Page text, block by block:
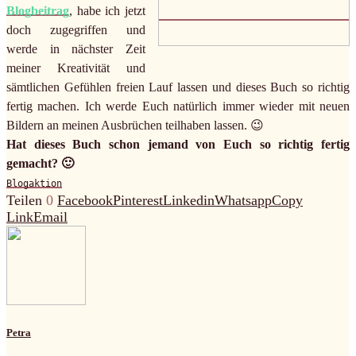
Blogbeitrag, habe ich jetzt
doch zugegriffen und
werde in nächster Zeit
meiner Kreativität und
sämtlichen Gefühlen freien Lauf lassen und dieses Buch so richtig
fertig machen. Ich werde Euch natürlich immer wieder mit neuen
Bildern an meinen Ausbrüchen teilhaben lassen. 😉
Hat dieses Buch schon jemand von Euch so richtig fertig
gemacht? 🙂
Blogaktion
Teilen 0 FacebookPinterestLinkedinWhatsappCopy
LinkEmail
Petra